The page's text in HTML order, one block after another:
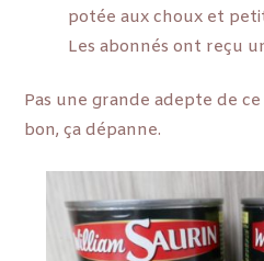
potée aux choux et
Les abonnés ont reçu
Pas une grande adepte de
bon, ça dépanne.